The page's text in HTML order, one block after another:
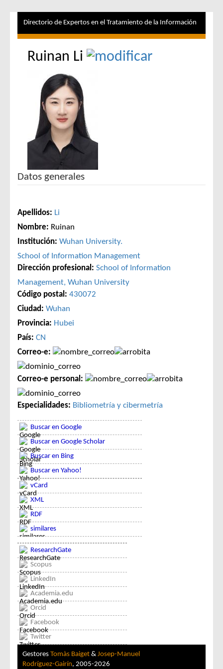
Directorio de Expertos en el Tratamiento de la Información
Ruinan Li
Datos generales
Apellidos: Li
Nombre: Ruinan
Institución: Wuhan University.
School of Information Management
Dirección profesional: School of Information
Management, Wuhan University
Código postal: 430072
Ciudad: Wuhan
Provincia: Hubei
País: CN
Correo-e:
Correo-e personal:
Especialidades: Bibliometría y cibermetría
Buscar en Google
Buscar en Google Scholar
Buscar en Bing
Buscar en Yahoo!
vCard
XML
RDF
similares
ResearchGate
Scopus
LinkedIn
Academia.edu
Orcid
Facebook
Twitter
Gestores Tomàs Baiget & Josep-Manuel
Rodríguez-Gairín, 2005-2026